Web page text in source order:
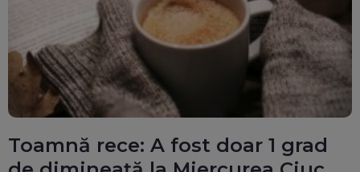
Toamnă rece: A fost doar 1 grad